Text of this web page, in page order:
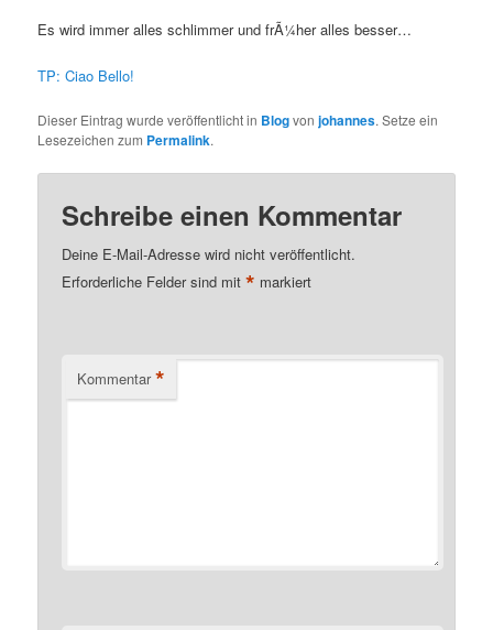
Es wird immer alles schlimmer und frÃ¼her alles besser…
TP: Ciao Bello!
Dieser Eintrag wurde veröffentlicht in Blogvonjohannes. Setze ein
Lesezeichen zum Permalink.
Schreibe einen Kommentar
Deine E-Mail-Adresse wird nicht veröffentlicht.
Erforderliche Felder sind mit* markiert
Kommentar *